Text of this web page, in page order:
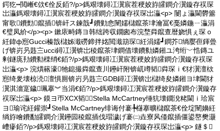
鍔犵┅閲嶃€佽€佺反銆?/p>鎷艰壊鐞冮瀷宸茬稉姣斿皬鐧介瀷鏇存祦琛
岀灜鎷艰壊鐞冮瀷宸茬稉姣斿皬鐧介瀷鏇存祦琛岀灜<p> 闄ょ灜閫欎簺
甯歌鐨勯鑹插锛屽ス鍊戠┛鐨勭悆闉嬬櫧鑹茶垏瀹冨€戞嫾鍦ㄧ灜涓
€璧凤紒</p><p> 鏉庡畤鏄ヨ韩绌跨収鐗囪布浣堥粦鑹查暦娆惧ぇ琛ｏ
紝鍏ф惌Gucci榛戠櫧姊濈磱鍗拌姳閲濈箶琛紝涓嬬┛鐧芥绱嬮亱鍕曡
げ锛岃叧韪〨ucci鐞冮瀷锛岀稜鑹茶垏鐧借壊鐨勬嫾鎺ユ洿绗﹀悎鏄ユ
剰鐩庣劧鐨勬檪绡€銆?/p>鎷艰壊鐞冮瀷宸茬稉姣斿皬鐧介瀷鏇存祦琛
岀灜<p> 浣熼簵濠牠鎴撮粦鑹查川鑸屽附锛屼竴韬粦琛ｉ€犲瀷澶栨
惌绮夎壊椋涜澶惧厠锛岃叧韪〨GDB鐞冮瀷锛岀櫧绮夋嫾鎺ヨ垏閫犲
瀷淇濇寔鐬珮搴︾当涓€銆?/p>鎷艰壊鐞冮瀷宸茬稉姣斿皬鐧介瀷鏇存
祦琛岀灜<p> 鏌ヨ帀XCX韬┛Stella McCartney缍犺壊鐗涗粩閫ｉ珨宸
ヨ瑜诧紝鑵崇┛Stella McCartney绯诲付褰╄櫣搴曠櫧鑹茶€佺埞闉嬶紝
绱斿噲鐨勫皬鐧介瀷鑸囩稜鑹插伐瑁濊げ褰㈡垚寮风儓鑹插僵鍙嶅樊灏
嶆瘮銆?/p>鎷艰壊鐞冮瀷宸茬稉姣斿皬鐧介瀷鏇存祦琛岀灜<p> 鐩＄